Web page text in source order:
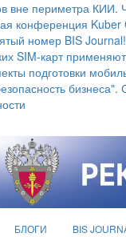
вне периметра КИИ.
конференция Kuber
номер BIS Journal!
SIM-карт
подготовки
бизнеса".
БЛОГИ BIS